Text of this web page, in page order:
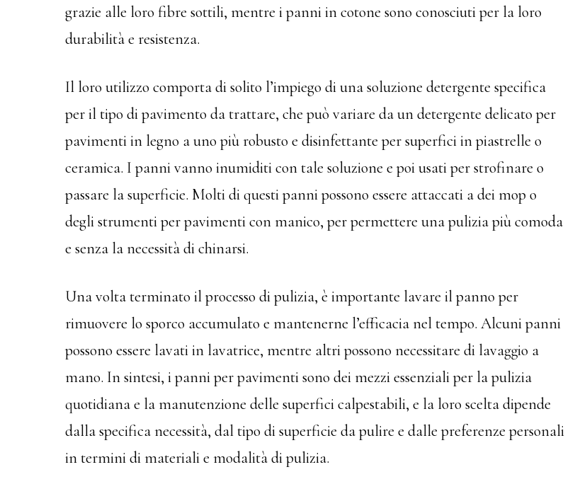
grazie alle loro fibre sottili, mentre i panni in cotone sono conosciuti per la loro
durabilità e resistenza.
Il loro utilizzo comporta di solito l’impiego di una soluzione detergente specifica
per il tipo di pavimento da trattare, che può variare da un detergente delicato per
pavimenti in legno a uno più robusto e disinfettante per superfici in piastrelle o
ceramica. I panni vanno inumiditi con tale soluzione e poi usati per strofinare o
passare la superficie. Molti di questi panni possono essere attaccati a dei mop o
degli strumenti per pavimenti con manico, per permettere una pulizia più comoda
e senza la necessità di chinarsi.
Una volta terminato il processo di pulizia, è importante lavare il panno per
rimuovere lo sporco accumulato e mantenerne l’efficacia nel tempo. Alcuni panni
possono essere lavati in lavatrice, mentre altri possono necessitare di lavaggio a
mano. In sintesi, i panni per pavimenti sono dei mezzi essenziali per la pulizia
quotidiana e la manutenzione delle superfici calpestabili, e la loro scelta dipende
dalla specifica necessità, dal tipo di superficie da pulire e dalle preferenze personali
in termini di materiali e modalità di pulizia.